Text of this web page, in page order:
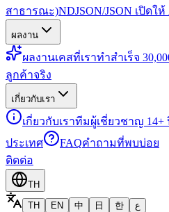
สาธารณะ)NDJSON/JSON เปิด
ผลงาน
ผลงานเคสที่เราทำสำเร็จ
ลูกค้าจริง
เกี่ยวกับเรา
เกี่ยวกับเราทีมผู้เชี่ยวชาญ 14+
ประเทศ
FAQคำถามที่พบบ่อย
ติดต่อ
TH
TH
EN 中 日 한 ع